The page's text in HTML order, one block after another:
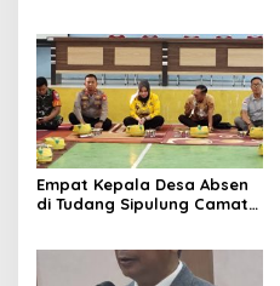
Empat Kepala Desa Absen
di Tudang Sipulung Camat